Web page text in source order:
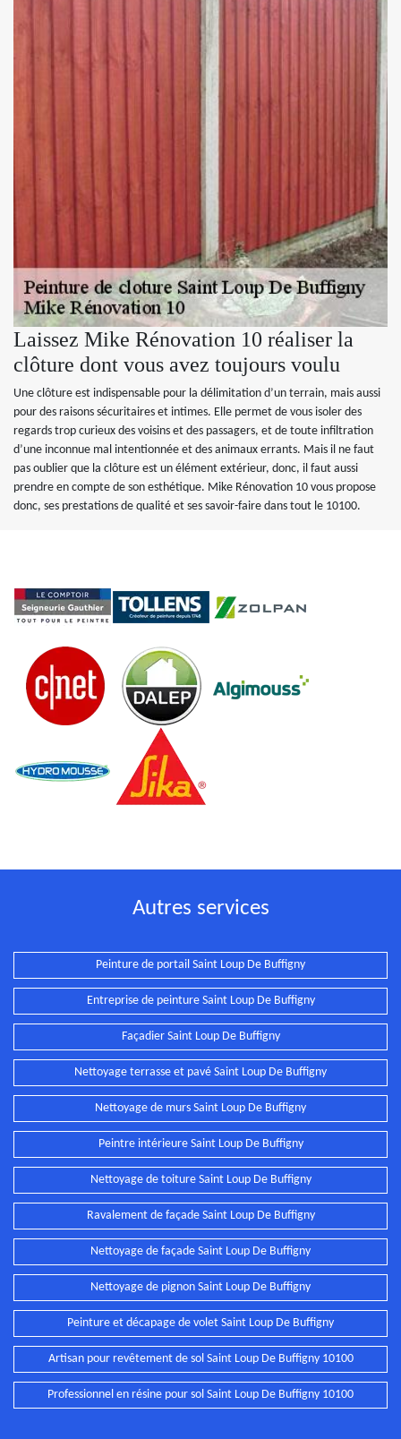
Laissez Mike Rénovation 10 réaliser la
clôture dont vous avez toujours voulu
Une clôture est indispensable pour la délimitation d’un terrain, mais aussi
pour des raisons sécuritaires et intimes. Elle permet de vous isoler des
regards trop curieux des voisins et des passagers, et de toute infiltration
d’une inconnue mal intentionnée et des animaux errants. Mais il ne faut
pas oublier que la clôture est un élément extérieur, donc, il faut aussi
prendre en compte de son esthétique. Mike Rénovation 10 vous propose
donc, ses prestations de qualité et ses savoir-faire dans tout le 10100.
Autres services
Peinture de portail Saint Loup De Buffigny
Entreprise de peinture Saint Loup De Buffigny
Façadier Saint Loup De Buffigny
Nettoyage terrasse et pavé Saint Loup De Buffigny
Nettoyage de murs Saint Loup De Buffigny
Peintre intérieure Saint Loup De Buffigny
Nettoyage de toiture Saint Loup De Buffigny
Ravalement de façade Saint Loup De Buffigny
Nettoyage de façade Saint Loup De Buffigny
Nettoyage de pignon Saint Loup De Buffigny
Peinture et décapage de volet Saint Loup De Buffigny
Artisan pour revêtement de sol Saint Loup De Buffigny 10100
Professionnel en résine pour sol Saint Loup De Buffigny 10100